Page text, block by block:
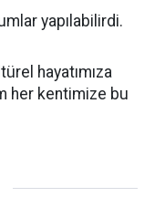
yapılabilirdi.
hayatımıza
her kentimize bu